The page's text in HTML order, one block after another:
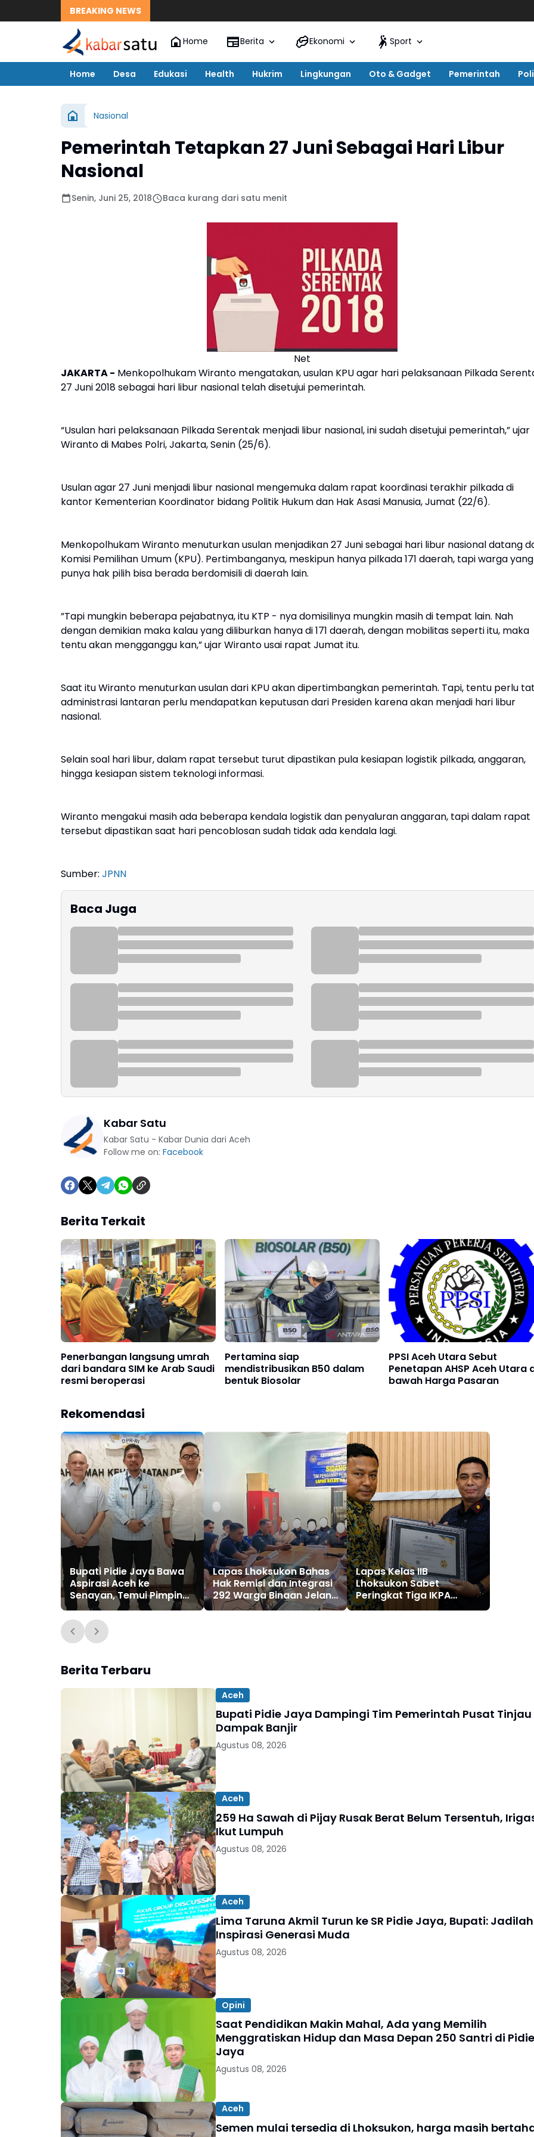
BREAKING NEWS
Home Berita Ekonomi Sport
Home Desa Edukasi Health Hukrim Lingkungan Oto & Gadget Pemerintah
Nasional
Pemerintah Tetapkan 27 Juni Sebagai Hari Libur
Nasional
Senin, Juni 25, 2018 Baca kurang dari satu menit
Net
JAKARTA - Menkopolhukam Wiranto mengatakan, usulan KPU agar hari pelaksanaan Pilkada
27 Juni 2018 sebagai hari libur nasional telah disetujui pemerintah.
“Usulan hari pelaksanaan Pilkada Serentak menjadi libur nasional, ini sudah disetujui pemerintah,” ujar
Wiranto di Mabes Polri, Jakarta, Senin (25/6).
Usulan agar 27 Juni menjadi libur nasional mengemuka dalam rapat koordinasi terakhir pilkada di
kantor Kementerian Koordinator bidang Politik Hukum dan Hak Asasi Manusia, Jumat (22/6).
Menkopolhukam Wiranto menuturkan usulan menjadikan 27 Juni sebagai hari libur nasional datang
Komisi Pemilihan Umum (KPU). Pertimbanganya, meskipun hanya pilkada 171 daerah, tapi warga yang
punya hak pilih bisa berada berdomisili di daerah lain.
”Tapi mungkin beberapa pejabatnya, itu KTP - nya domisilinya mungkin masih di tempat lain. Nah
dengan demikian maka kalau yang diliburkan hanya di 171 daerah, dengan mobilitas seperti itu, maka
tentu akan mengganggu kan,” ujar Wiranto usai rapat Jumat itu.
Saat itu Wiranto menuturkan usulan dari KPU akan dipertimbangkan pemerintah. Tapi, tentu perlu
administrasi lantaran perlu mendapatkan keputusan dari Presiden karena akan menjadi hari libur
nasional.
Selain soal hari libur, dalam rapat tersebut turut dipastikan pula kesiapan logistik pilkada, anggaran,
hingga kesiapan sistem teknologi informasi.
Wiranto mengakui masih ada beberapa kendala logistik dan penyaluran anggaran, tapi dalam rapat
tersebut dipastikan saat hari pencoblosan sudah tidak ada kendala lagi.
Sumber: JPNN
Baca Juga
Kabar Satu
Kabar Satu - Kabar Dunia dari Aceh
Follow me on: Facebook
Berita Terkait
Penerbangan langsung umrah
dari bandara SIM ke Arab Saudi
resmi beroperasi
Pertamina siap
mendistribusikan B50 dalam
bentuk Biosolar
PPSI Aceh Utara Sebut
Penetapan AHSP Aceh Utara
bawah Harga Pasaran
Rekomendasi
Bupati Pidie Jaya Bawa
Aspirasi Aceh ke
Senayan, Temui Pimpinan
Komisi III DPR RI
Lapas Lhoksukon Bahas
Hak Remisi dan Integrasi
292 Warga Binaan Jelang
HUT RI
Lapas Kelas IIB
Lhoksukon Sabet
Peringkat Tiga IKPA
Terbaik Semester I 2026
Berita Terbaru
Aceh
Bupati Pidie Jaya Dampingi Tim Pemerintah Pusat Tinjau
Dampak Banjir
Agustus 08, 2026
Aceh
259 Ha Sawah di Pijay Rusak Berat Belum Tersentuh,
Ikut Lumpuh
Agustus 08, 2026
Aceh
Lima Taruna Akmil Turun ke SR Pidie Jaya, Bupati: Jadilah
Inspirasi Generasi Muda
Agustus 08, 2026
Opini
Saat Pendidikan Makin Mahal, Ada yang Memilih
Menggratiskan Hidup dan Masa Depan 250 Santri di Pidie
Jaya
Agustus 08, 2026
Aceh
Semen mulai tersedia di Lhoksukon, harga masih